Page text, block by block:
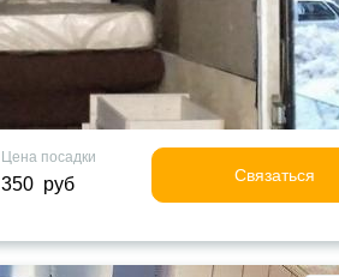
Цена посадки
350 руб Связаться